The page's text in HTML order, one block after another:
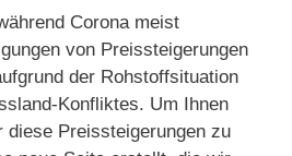
Corona meist
von Preissteigerungen
der Rohstoffsituation
Konfliktes. Um Ihnen
diese Preissteigerungen zu